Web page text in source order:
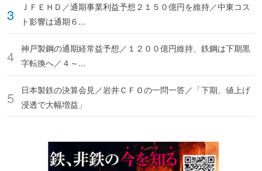
ＪＦＥＨＤ／通期事業利益予想２１５０億円を維持／中東コス
ト影響は通期６...
神戸製鋼の通期経常益予想／１２００億円維持、鉄鋼は下期黒
字転換へ／４～...
日本製鉄の決算会見／岩井ＣＦＯの一問一答／「下期、値上げ
浸透で大幅増益」